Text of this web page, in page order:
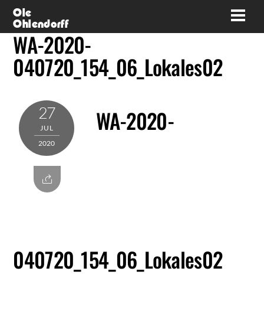
Skip
content
Ole
Ohlendorff
WA-2020-
040720_154_06_Lokales02
27
JUL
2020
WA-2020-
040720_154_06_Lokales02